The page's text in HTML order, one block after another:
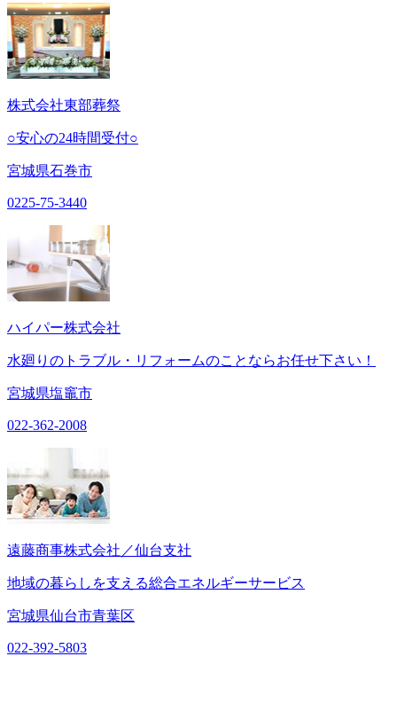
株式会社東部葬祭
○安心の24時間受付○
宮城県石巻市
0225-75-3440
ハイパー株式会社
水廻りのトラブル・リフォームのことならお任せ下さい！
宮城県塩竈市
022-362-2008
遠藤商事株式会社／仙台支社
地域の暮らしを支える総合エネルギーサービス
宮城県仙台市青葉区
022-392-5803